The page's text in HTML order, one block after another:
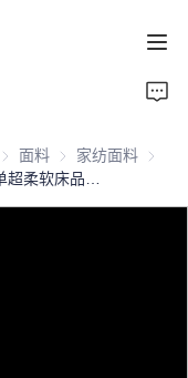
面料与纺织品原材料
面料 面料家纺面料 家纺面